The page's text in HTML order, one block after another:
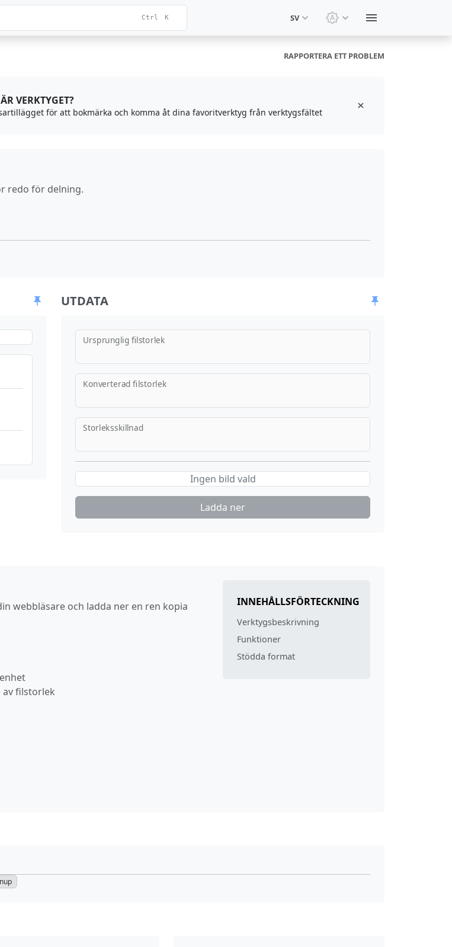
Ctrl K SV Byt tema: Systemtema
RAPPORTERA ETT PROBLEM
VERKTYGET?
för att bokmärka och komma åt dina favoritverktyg från verktygsfältet
redo för delning.
UTDATA
Ursprunglig filstorlek
Konverterad filstorlek
Storleksskillnad
Ingen bild vald
Ladda ner
webbläsare och ladda ner en ren kopia
filstorlek
INNEHÅLLSFÖRTECKNING
Verktygsbeskrivning
Funktioner
Stödda format